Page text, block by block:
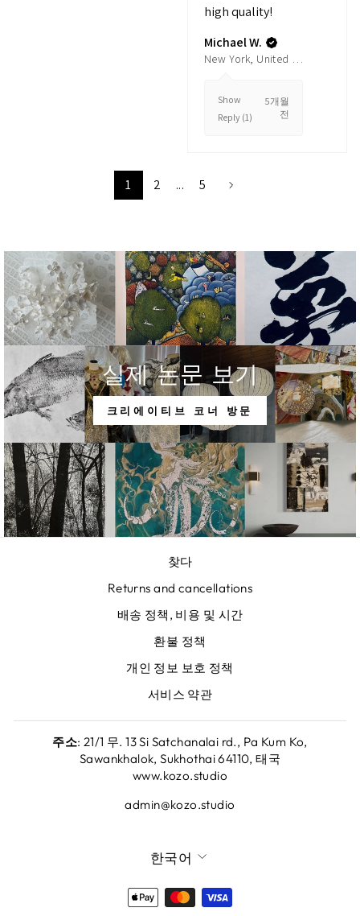
high quality!
Michael W.
New York, United States
Show
Reply (1)
5개월
전
1 2 ... 5
실제 논문 보기
크리에이티브 코너 방문
찾다
Returns and cancellations
배송 정책, 비용 및 시간
환불 정책
개인 정보 보호 정책
서비스 약관
주소: 21/1 무. 13 Si Satchanalai rd., Pa Kum Ko,
Sawankhalok, Sukhothai 64110, 태국
www.kozo.studio
admin@kozo.studio
언
한국어